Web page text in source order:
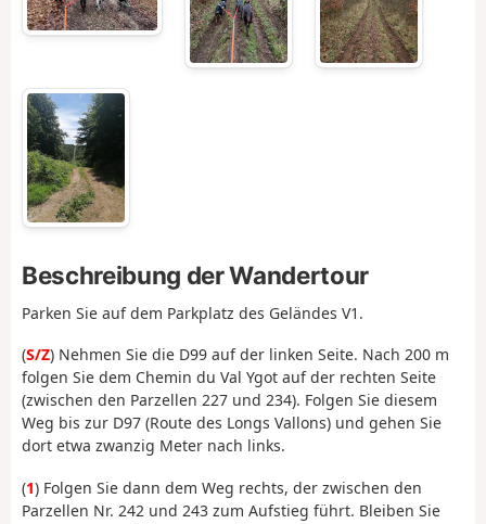
Beschreibung der Wandertour
Parken Sie auf dem Parkplatz des Geländes V1.
(S/Z) Nehmen Sie die D99 auf der linken Seite. Nach 200 m
folgen Sie dem Chemin du Val Ygot auf der rechten Seite
(zwischen den Parzellen 227 und 234). Folgen Sie diesem
Weg bis zur D97 (Route des Longs Vallons) und gehen Sie
dort etwa zwanzig Meter nach links.
(1) Folgen Sie dann dem Weg rechts, der zwischen den
Parzellen Nr. 242 und 243 zum Aufstieg führt. Bleiben Sie